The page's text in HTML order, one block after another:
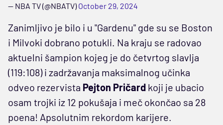
— NBA TV (@NBATV)October 29, 2024
Zanimljivo je bilo i u "Gardenu" gde su se Boston
i Milvoki dobrano potukli. Na kraju se radovao
aktuelni šampion kojeg je do četvrtog slavlja
(119:108) i zadržavanja maksimalnog učinka
odveo rezervista Pejton Pričard koji je ubacio
osam trojki iz 12 pokušaja i meč okončao sa 28
poena! Apsolutnim rekordom karijere.